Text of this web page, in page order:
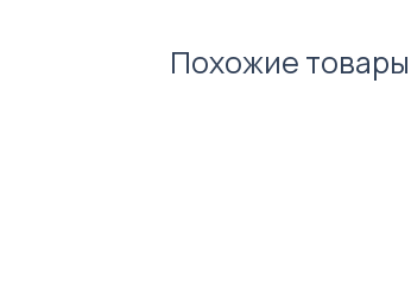
Похожие товары